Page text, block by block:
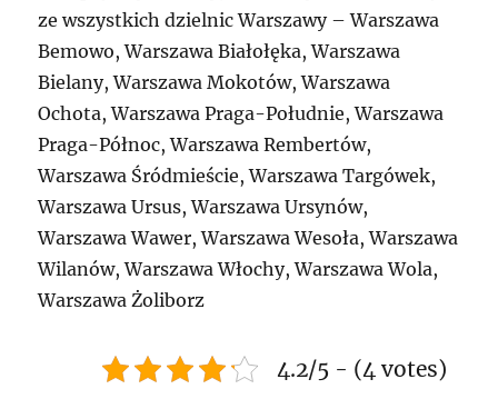
ze wszystkich dzielnic Warszawy – Warszawa
Bemowo, Warszawa Białołęka, Warszawa
Bielany, Warszawa Mokotów, Warszawa
Ochota, Warszawa Praga-Południe, Warszawa
Praga-Północ, Warszawa Rembertów,
Warszawa Śródmieście, Warszawa Targówek,
Warszawa Ursus, Warszawa Ursynów,
Warszawa Wawer, Warszawa Wesoła, Warszawa
Wilanów, Warszawa Włochy, Warszawa Wola,
Warszawa Żoliborz
4.2/5 - (4 votes)